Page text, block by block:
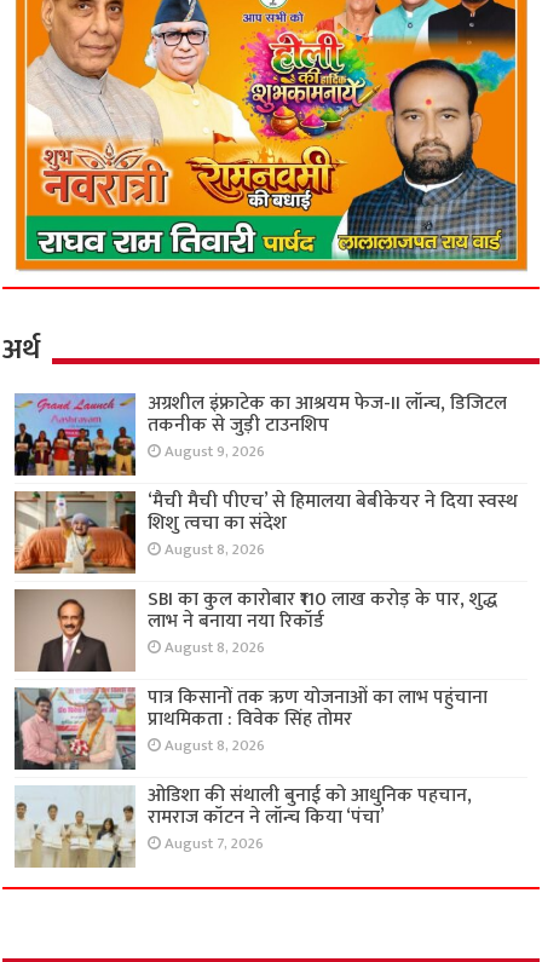
अर्थ
अग्रशील इंफ्राटेक का आश्रयम फेज-II लॉन्च, डिजिटल
तकनीक से जुड़ी टाउनशिप
August 9, 2026
‘मैची मैची पीएच’ से हिमालया बेबीकेयर ने दिया स्वस्थ
शिशु त्वचा का संदेश
August 8, 2026
SBI का कुल कारोबार ₹110 लाख करोड़ के पार, शुद्ध
लाभ ने बनाया नया रिकॉर्ड
August 8, 2026
पात्र किसानों तक ऋण योजनाओं का लाभ पहुंचाना
प्राथमिकता : विवेक सिंह तोमर
August 8, 2026
ओडिशा की संथाली बुनाई को आधुनिक पहचान,
रामराज कॉटन ने लॉन्च किया ‘पंचा’
August 7, 2026